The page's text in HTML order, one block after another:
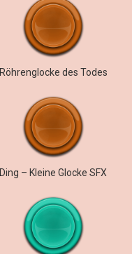
Röhrenglocke des Todes
Ding – Kleine Glocke SFX